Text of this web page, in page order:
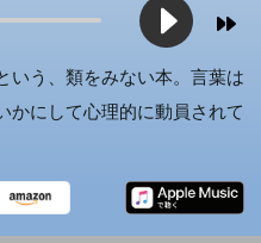
しい」障害者像をひっくり
ッグレッグス」、汗と涙と
ション。ちくま文庫化にあ
を加える。
エジー。破天荒な話題作を
たくなる、この宝石のよ
たった今も、世界中でみん
も愛らしく毅然とした王子
えらせた、新訳。
部員・宏樹。部活も校内で
ちを少数の人にでもよいか
歴史的影響を検証
始する。機械文明の発達が
いう、類をみない本。言葉は
かにして心理的に動員されて
いざなう。行動は刺激に対
生の眼から間接的に主人公
公の告白体との対照が効果
た透明な文体で展開した後
る。
後は手に入れた王位を失う
傷つき病魔と闘いなが